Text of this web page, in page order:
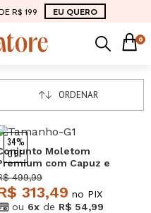
R$ 199 EU QUERO
0
ORDENAR
34%
OFF
Moletom
com Capuz e
em Veludo Preto
499,99
313,49 no PIX
ou 6x de R$ 54,99